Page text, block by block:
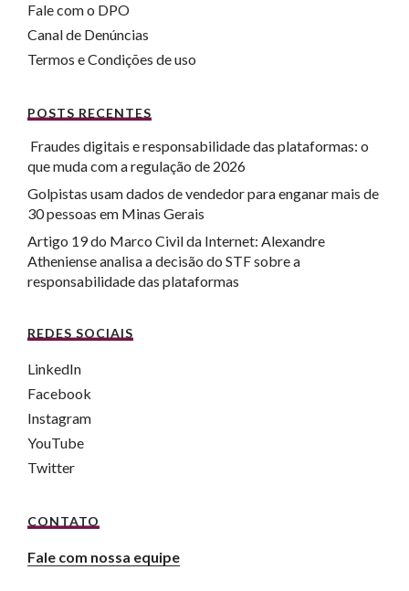
Fale com o DPO
Canal de Denúncias
Termos e Condições de uso
POSTS RECENTES
Fraudes digitais e responsabilidade das plataformas: o
que muda com a regulação de 2026
Golpistas usam dados de vendedor para enganar mais de
30 pessoas em Minas Gerais
Artigo 19 do Marco Civil da Internet: Alexandre
Atheniense analisa a decisão do STF sobre a
responsabilidade das plataformas
REDES SOCIAIS
LinkedIn
Facebook
Instagram
YouTube
Twitter
CONTATO
Fale com nossa equipe